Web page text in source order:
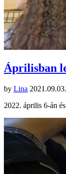
Áprilisban
by Lina 2021.09.03.
2022. április 6-án